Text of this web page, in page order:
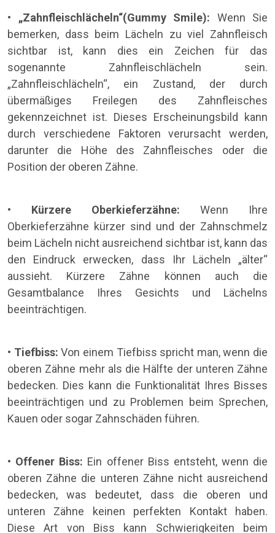
• „Zahnfleischlächeln“(Gummy Smile): Wenn Sie
bemerken, dass beim Lächeln zu viel Zahnfleisch
sichtbar ist, kann dies ein Zeichen für das
sogenannte Zahnfleischlächeln sein.
„Zahnfleischlächeln“, ein Zustand, der durch
übermäßiges Freilegen des Zahnfleisches
gekennzeichnet ist. Dieses Erscheinungsbild kann
durch verschiedene Faktoren verursacht werden,
darunter die Höhe des Zahnfleisches oder die
Position der oberen Zähne.
• Kürzere Oberkieferzähne: Wenn Ihre
Oberkieferzähne kürzer sind und der Zahnschmelz
beim Lächeln nicht ausreichend sichtbar ist, kann das
den Eindruck erwecken, dass Ihr Lächeln „älter“
aussieht. Kürzere Zähne können auch die
Gesamtbalance Ihres Gesichts und Lächelns
beeinträchtigen.
• Tiefbiss:Von einem Tiefbiss spricht man, wenn die
oberen Zähne mehr als die Hälfte der unteren Zähne
bedecken. Dies kann die Funktionalität Ihres Bisses
beeinträchtigen und zu Problemen beim Sprechen,
Kauen oder sogar Zahnschäden führen.
• Offener Biss: Ein offener Biss entsteht, wenn die
oberen Zähne die unteren Zähne nicht ausreichend
bedecken, was bedeutet, dass die oberen und
unteren Zähne keinen perfekten Kontakt haben.
Diese Art von Biss kann Schwierigkeiten beim